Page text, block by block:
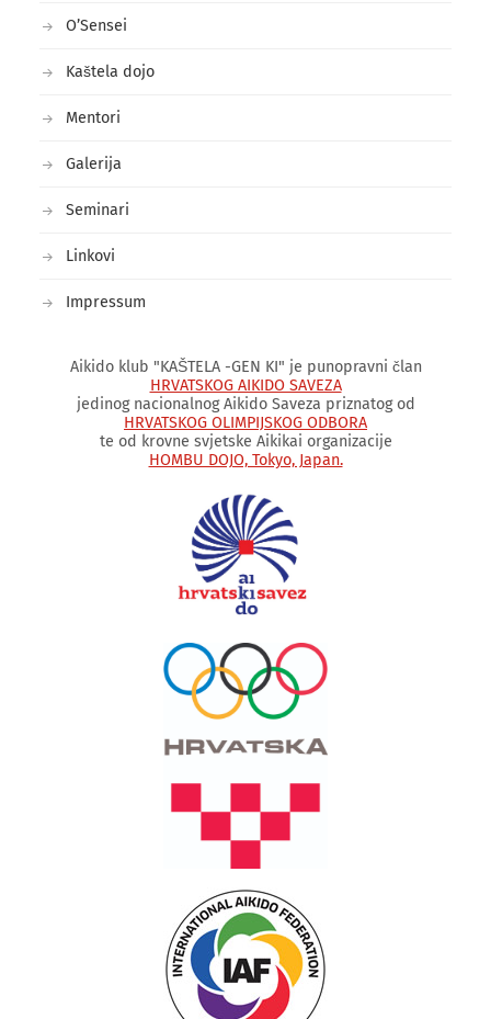
O’Sensei
Kaštela dojo
Mentori
Galerija
Seminari
Linkovi
Impressum
Aikido klub "KAŠTELA -GEN KI" je punopravni član
HRVATSKOG AIKIDO SAVEZA
jedinog nacionalnog Aikido Saveza priznatog od
HRVATSKOG OLIMPIJSKOG ODBORA
te od krovne svjetske Aikikai organizacije
HOMBU DOJO, Tokyo, Japan.